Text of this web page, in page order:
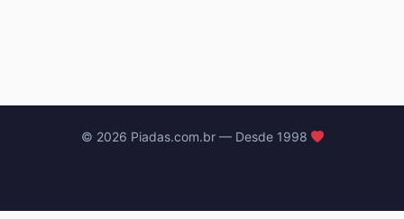
© 2026 Piadas.com.br — Desde 1998